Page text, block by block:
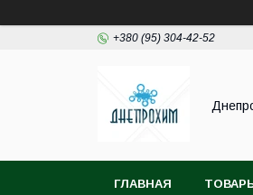
+380 (95) 304-42-52
ГЛАВНАЯ